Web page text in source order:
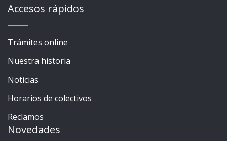
Accesos rápidos
Trámites online
Nuestra historia
Noticias
Horarios de colectivos
Reclamos
Novedades